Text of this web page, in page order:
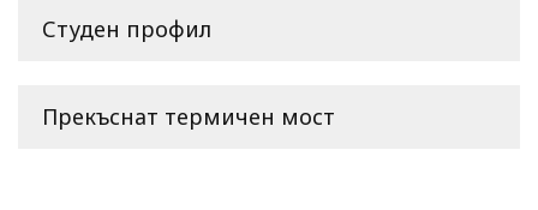
Студен профил
Прекъснат термичен мост